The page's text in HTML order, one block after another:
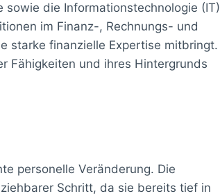
die Informationstechnologie (IT)
im Finanz-, Rechnungs- und
starke finanzielle Expertise mitbringt.
Fähigkeiten und ihres Hintergrunds
personelle Veränderung. Die
Schritt, da sie bereits tief in